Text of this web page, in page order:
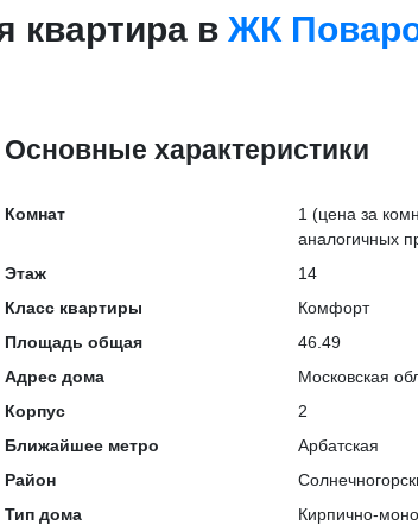
квартира в ЖК
Основные характеристики
Комнат 1 (цена за
аналогичных
Этаж
14
Класс квартиры
Комфорт
Площадь общая
46.49
Адрес дома
Московская
Корпус
2
Ближайшее метро
Арбатская
Район
Тип дома
Кирпично-